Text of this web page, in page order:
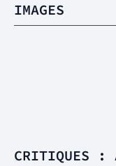
IMAGES
CRITIQUES :